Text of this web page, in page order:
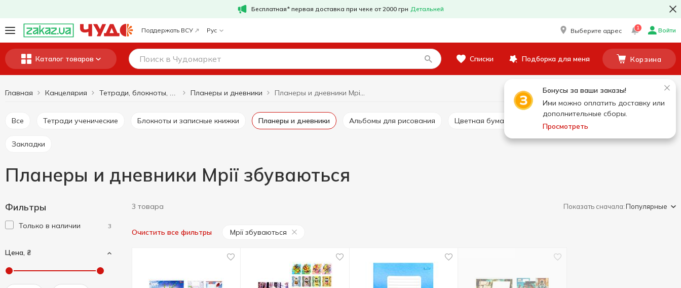
Бесплатная* первая доставка при чеке от 2000 грн Детальней
Поддержать ВСУ Рус Выберите адрес 1 Войти
Каталог товаров Списки Подборка для меня Корзина
Бонусы за ваши заказы!
Ими можно оплатить доставку или
дополнительные сборы.
Просмотреть
Главная Канцелярия Планеры и дневники Планеры и дневники Мрії збуваються
Все Тетради ученические Блокноты и записные книжки Планеры и дневники Альбомы для рисования Цветная бумага, картон Бумага для заметок, стикеры
Закладки
Планеры и дневники Мрії збуваються
Фильтры
Только в наличии 3
Цена, ₴
3 товара Показать сначала:Популярные
Очистить все фильтры Мрії збуваються